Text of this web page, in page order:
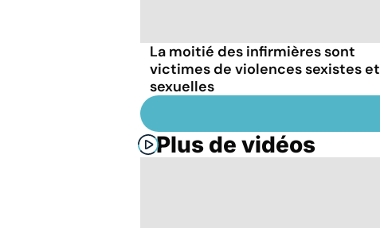
La moitié des infirmières sont
victimes de violences sexistes et
sexuelles
Plus de vidéos